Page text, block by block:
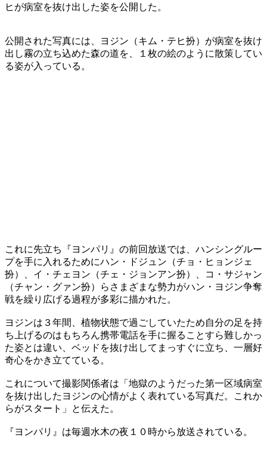
ヒが病室を抜け出した姿を公開した。
公開された写真には、ヨジン（キム・テヒ扮）が病室を抜け
出し霧の立ち込めた森の道を、１枚の絵のように散策してい
る姿が入っている。
これに先立ち『ヨンパリ』の前回放送では、ハンシングルー
プを手に入れるためにハン・ドジュン（チョ・ヒョンジェ
扮）、イ・チェヨン（チェ・ジョンアン扮）、コ・サジャン
（チャン・グァン扮）らさまざまな勢力がハン・ヨジン争奪
戦を繰り広げる過程が多彩に描かれた。
ヨジンは３年間、植物状態で過ごしていたため自分の足を持
ち上げるのはもちろん携帯電話を手に握ることすら難しかっ
た姿とは違い、ベッドを抜け出してまっすぐに立ち、一層好
奇心をかき立てている。
これについて撮影関係者は「地獄のようだった第一区域病室
を抜け出したヨジンの心情がよく表れている写真だ。これか
らがスタート」と伝えた。
『ヨンパリ』は毎週水木の夜１０時から放送されている。